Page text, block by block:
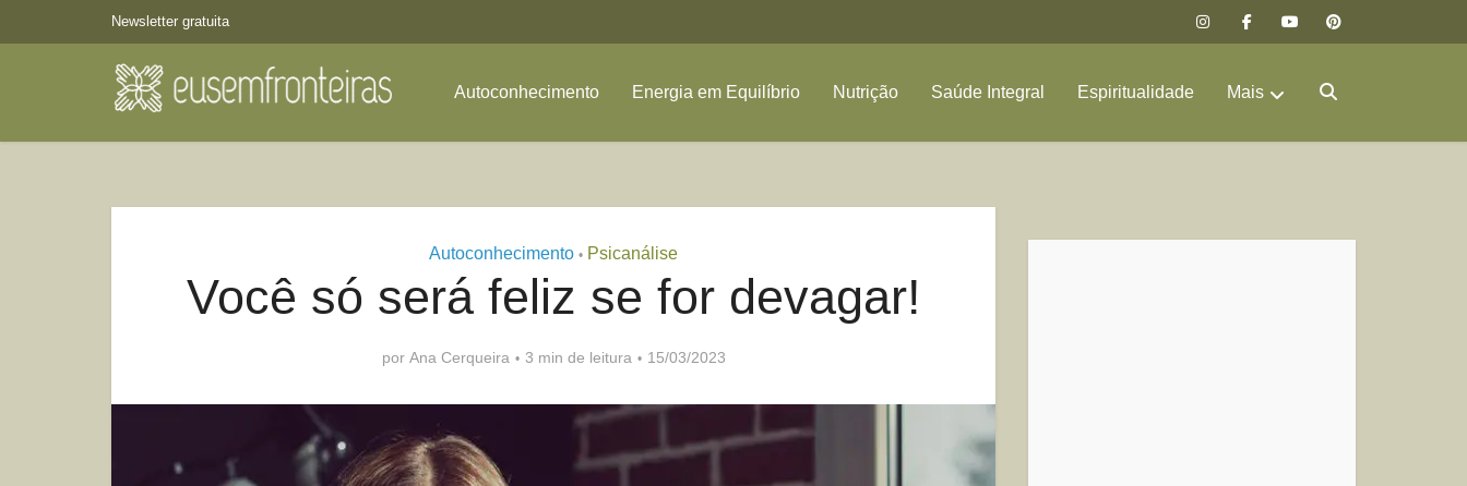
Newsletter gratuita
Autoconhecimento Energia em Equilíbrio Nutrição Saúde Integral Espiritualidade Mais
Autoconhecimento • Psicanálise
Você só será feliz se for devagar!
por Ana Cerqueira 3 min de leitura 15/03/2023